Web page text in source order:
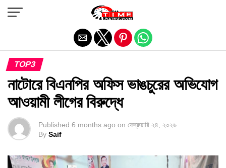
TOP3
নাটোরে বিএনপির অফিস ভাঙচুরের অভিযোগ
আওয়ামী লীগের বিরুদ্ধে
Published 6 months ago on ফেব্রুয়ারি ২৪, ২০২৬
By Saif
Exit mobile version